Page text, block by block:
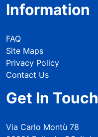
Information
FAQ
Site Maps
Privacy Policy
Contact Us
Get In Touch
Via Carlo Montù 78